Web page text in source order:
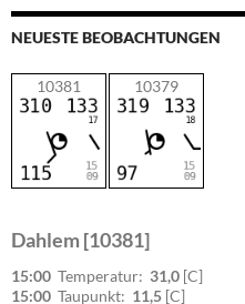
NEUESTE BEOBACHTUNGEN
10381 10379
Dahlem [10381]
15:00 Temperatur: 31,0 [C]
15:00 Taupunkt: 11,5 [C]